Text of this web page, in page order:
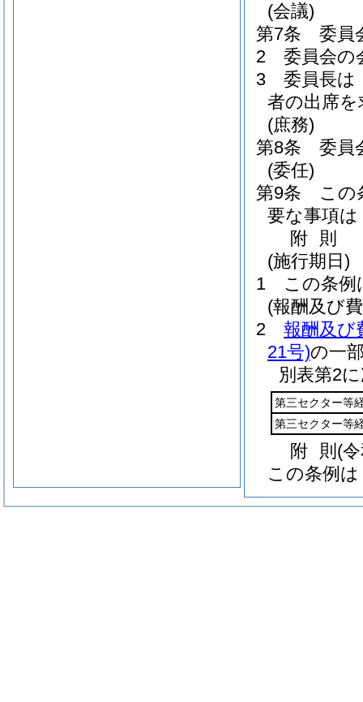
(会議)
第7条
委員
2
委員会の
3
委員長は
者の出席
(庶務)
第8条
委員
(委任)
第9条
この
要な事項
附 則
(施行期日)
1
この条例
(報酬及び
2
報酬及び
21号)の一
別表第2
第三セクター等
第三セクター等
附 則 (
この条例